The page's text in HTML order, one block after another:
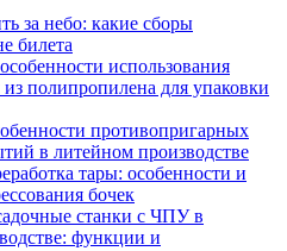
за небо: какие сборы
билета
использования
полипропилена для упаковки
противопригарных
в литейном производстве
тары: особенности и
бочек
станки с ЧПУ в
функции и